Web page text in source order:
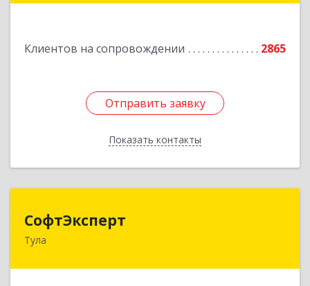
Клиентов на сопровождении 2865
Отправить заявку
Показать контакты
Отправить заявку
Назад
СофтЭксперт
Тула
300013, Тульская обл, Тула г, Болдина ул, дом №